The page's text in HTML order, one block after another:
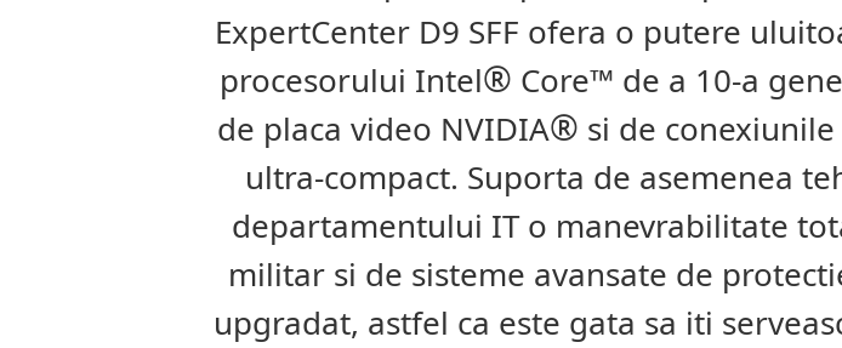
ExpertCenter D9 SFF ofera o putere
procesorului Intel® Core™ de a 10-a
de placa video NVIDIA® si de
ultra-compact. Suporta de asemenea
departamentului IT o manevrabilitate
militar si de sisteme avansate de
upgradat, astfel ca este gata sa iti